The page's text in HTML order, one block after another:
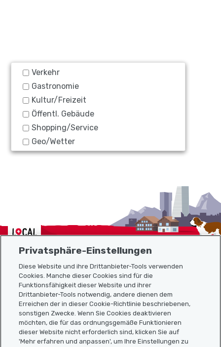
Verkehr
Gastronomie
Kultur/Freizeit
Öffentl. Gebäude
Shopping/Service
Geo/Wetter
Localcities
Sitemap
Nützliche Links
Localcities App herunterladen
Privatsphäre-Einstellungen
Diese Website und ihre Drittanbieter-Tools verwenden
Cookies. Manche dieser Cookies sind für die
Funktionsfähigkeit dieser Website und ihrer
Drittanbieter-Tools notwendig, andere dienen dem
Erreichen der in dieser Cookie-Richtlinie beschriebenen,
sonstigen Zwecke. Wenn Sie Cookies deaktivieren
möchten, die für das ordnungsgemäße Funktionieren
dieser Website nicht erforderlich sind, klicken Sie auf
'Mehr erfahren und anpassen', um Ihre Einstellungen zu